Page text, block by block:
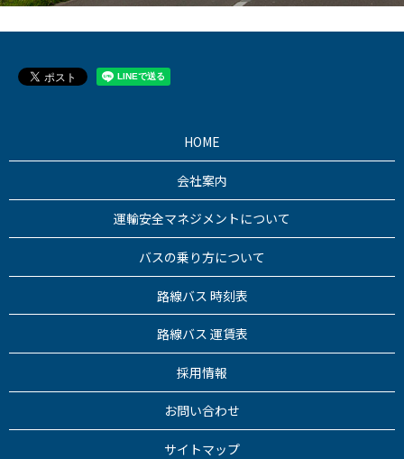
HOME
会社案内
運輸安全マネジメントについて
バスの乗り方について
路線バス 時刻表
路線バス 運賃表
採用情報
お問い合わせ
サイトマップ